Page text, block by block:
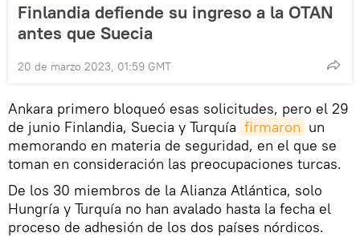
Finlandia defiende su ingreso a la OTAN
antes que Suecia
20 de marzo 2023, 01:59 GMT
Ankara primero bloqueó esas solicitudes, pero el 29
de junio Finlandia, Suecia y Turquía firmaron un
memorando en materia de seguridad, en el que se
toman en consideración las preocupaciones turcas.
De los 30 miembros de la Alianza Atlántica, solo
Hungría y Turquía no han avalado hasta la fecha el
proceso de adhesión de los dos países nórdicos.